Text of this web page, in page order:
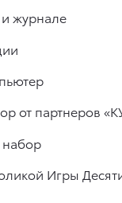
и журнале
от партнеров
Игры